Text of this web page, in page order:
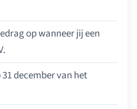
op wanneer jij een
december van het